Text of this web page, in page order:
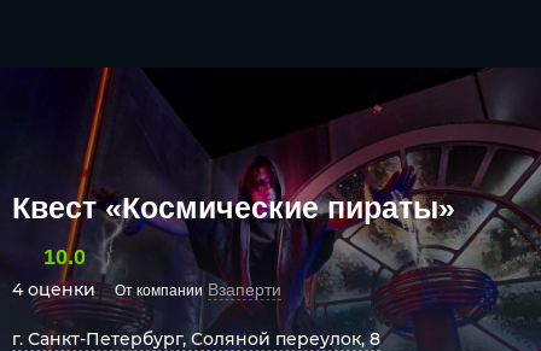
Квест «Космические пираты»
10.0
4 оценки От компании Взаперти
г. Санкт-Петербург, Соляной переулок, 8